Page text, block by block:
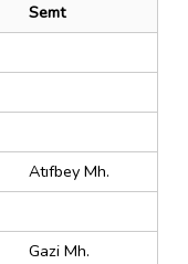
Semt
Atıfbey Mh.
Gazi Mh.